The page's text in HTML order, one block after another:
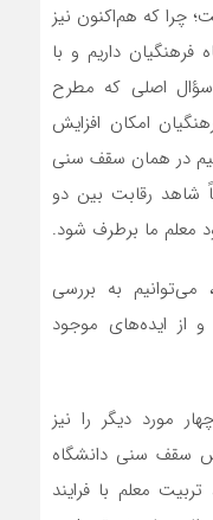
چرا که هم‌اکنون نیز
داریم و با
سؤال اصلی که مطرح
امکان افزایش
در همان سقف سنی
شاهد رقابت بین دو
معلم ما برطرف شود.
می‌توانیم به بررسی
از ایده‌های موجود
مورد دیگر را نیز
سقف سنی دانشگاه
معلم با فرایند